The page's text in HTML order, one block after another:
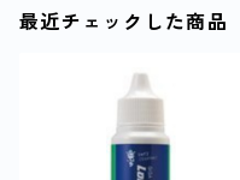
最近チェックした商品